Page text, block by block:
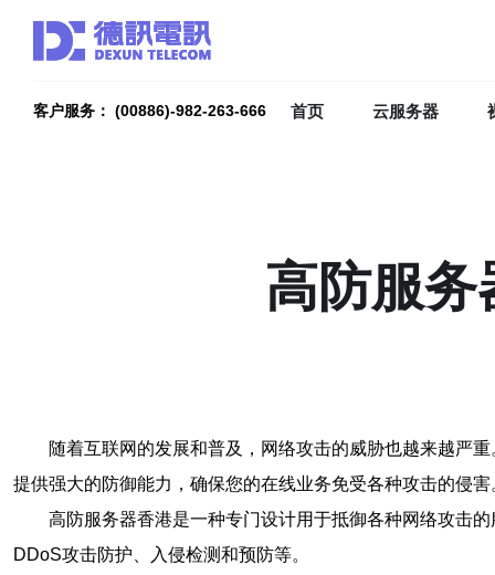
客户服务： (00886)-982-263-666 首页 云服务器
高防服务
随着互联网的发展和普及，网络攻击的威胁也越来越严
提供强大的防御能力，确保您的在线业务免受各种攻击的侵害
高防服务器香港是一种专门设计用于抵御各种网络攻击
DDoS攻击防护、入侵检测和预防等。